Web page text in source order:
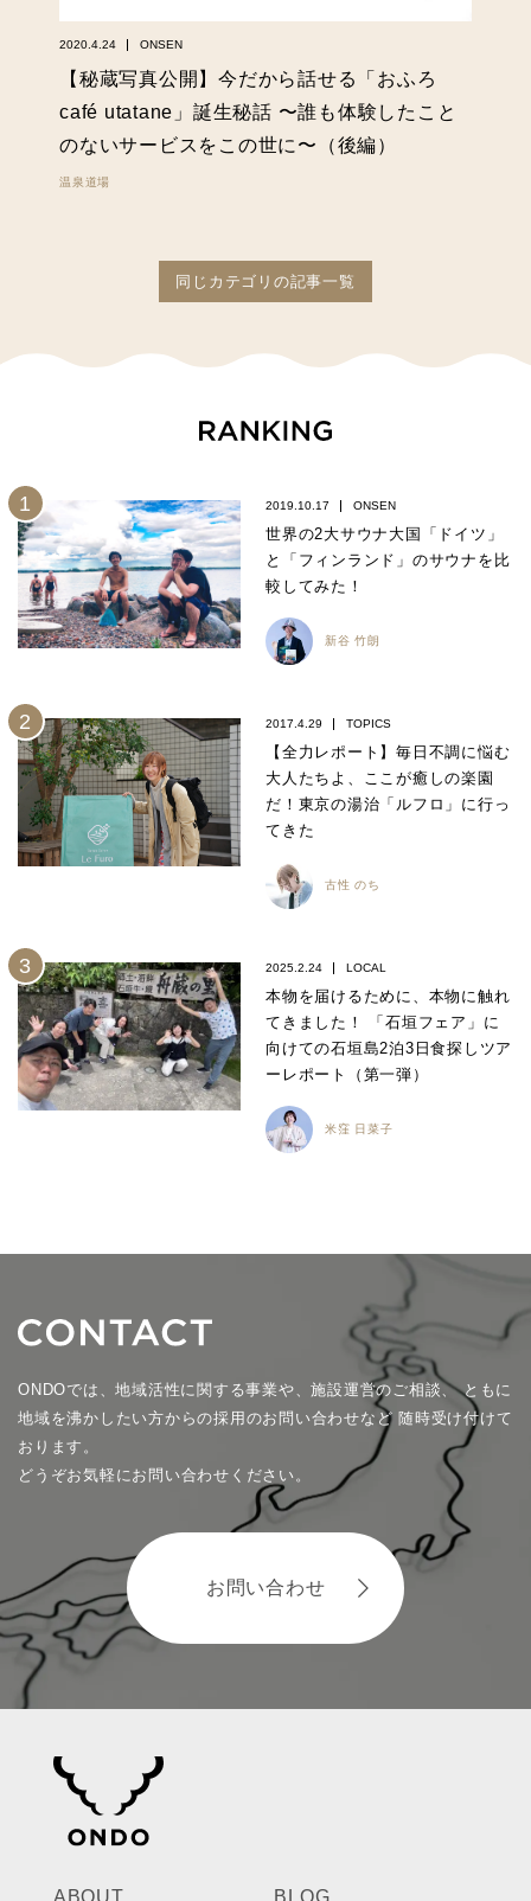
2020.4.24 ONSEN
【秘蔵写真公開】今だから話せる「おふろ
café utatane」誕生秘話 〜誰も体験したこと
のないサービスをこの世に〜（後編）
温泉道場
同じカテゴリの記事一覧
2019.10.17 ONSEN
世界の2大サウナ大国「ドイツ」
と「フィンランド」のサウナを比
較してみた！
新谷 竹朗
2017.4.29 TOPICS
【全力レポート】毎日不調に悩む
大人たちよ、ここが癒しの楽園
だ！東京の湯治「ルフロ」に行っ
てきた
古性 のち
2025.2.24 LOCAL
本物を届けるために、本物に触れ
てきました！ 「石垣フェア」に
向けての石垣島2泊3日食探しツア
ーレポート（第一弾）
米窪 日菜子
ONDOでは、地域活性に関する事業や、施設運営のご相談、ともに
地域を沸かしたい方からの採用のお問い合わせなど 随時受け付けて
おります。
どうぞお気軽にお問い合わせください。
お問い合わせ